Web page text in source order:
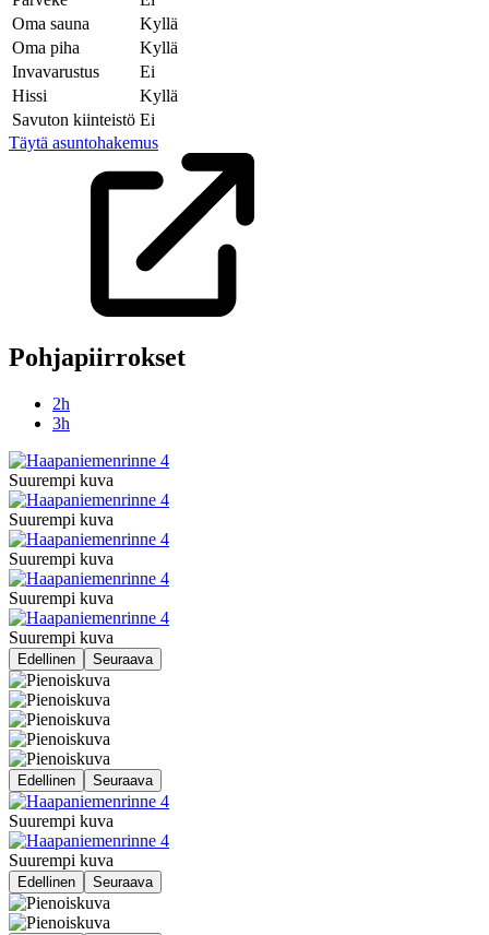
Oma sauna
Kyllä
Oma piha
Kyllä
Invavarustus
Ei
Hissi
Kyllä
Savuton kiinteistö Ei
Täytä asuntohakemus
Pohjapiirrokset
2h
3h
Suurempi kuva
Suurempi kuva
Suurempi kuva
Suurempi kuva
Suurempi kuva
Edellinen Seuraava
Edellinen Seuraava
Suurempi kuva
Suurempi kuva
Edellinen Seuraava